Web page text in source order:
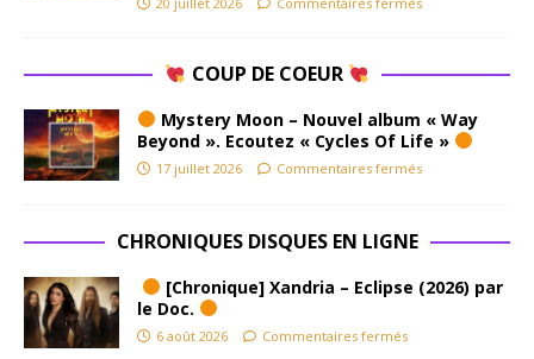
COUP DE COEUR
Mystery Moon – Nouvel album « Way
Beyond ». Ecoutez « Cycles Of Life »
17 juillet 2026 Commentaires fermés
CHRONIQUES DISQUES EN LIGNE
[Chronique] Xandria – Eclipse (2026) par
le Doc.
6 août 2026 Commentaires fermés